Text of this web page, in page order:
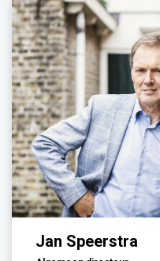
Jan Speerstra